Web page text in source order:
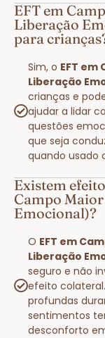
EFT em
Liberação
para
Sim, o EFT em
Liberação
crianças e
ajudar a lidar
questões
que seja
quando usado
Existem
Campo
Emocional)?
O EFT em
Liberação
seguro e não
efeito
profundas
sentimentos
desconforto